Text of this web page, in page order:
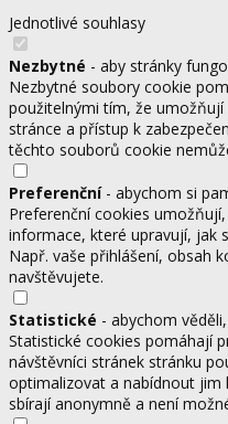
Jednotlivé souhlasy
Nezbytné - aby stránky
Nezbytné soubory cookie
použitelnými tím, že umožňují
stránce a přístup k
těchto souborů cookie
Preferenční- abychom si
Preferenční cookies
informace, které upravují, jak
Např. vaše přihlášení, obsah
navštěvujete.
Statistické - abychom
Statistické cookies pomáhají
návštěvníci stránek stránku
optimalizovat a nabídnout jim
sbírají anonymně a není